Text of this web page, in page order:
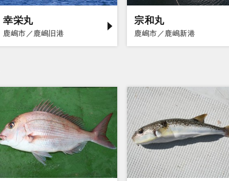
幸栄丸
鹿嶋市／鹿嶋旧港
宗和丸
鹿嶋市／鹿嶋新港